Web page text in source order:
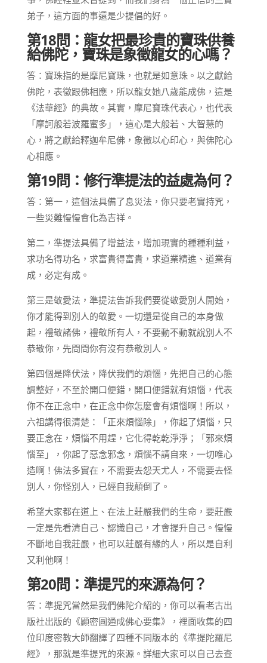
弟子，這方面的事還是少提倡的好。
第18問：龍女把最珍貴的寶珠供養
給佛陀，寶珠是象徵龍女的心嗎？
答：寶珠指的是摩尼寶珠，也就是如意珠。以之獻給
佛陀，表徵跟佛相應，所以龍女她八歲能成佛，這是
《法華經》的典故。其實，摩尼寶珠代表心，也代表
「摩訶般若波羅蜜多」，這心是大般若、大智慧的
心，將之獻給釋迦牟尼佛，象徵以心印心，與佛陀心
心相應。
第19問：修行準提法的益處為何？
答：第一，這個法具備了息災法，你只要老實持咒，
一些災難慢慢會化為吉祥。
第二，準提法具備了增益法，增加現實的種種利益，
求功名得功名，求富貴得富貴，求道業精進、道業有
成，必定有成。
第三是敬愛法，準提法告訴我們要從敬愛別人開始，
你才能得到別人的敬愛。一切還是從自己的本身做
起，禮敬諸佛，禮敬所有人，不要動不動就說別人不
恭敬你，先問問你有沒有恭敬別人。
第四個是降伏法，降伏我們的煩惱，先把自己的心態
調整好，不至於開口便錯，開口便錯就有煩惱，代表
你不在正念中，在正念中你怎麼會有煩惱啊！所以，
六祖講得很清楚：「正來煩惱除」，你起了煩惱，只
要正念在，煩惱不用趕，它化得乾乾淨淨；「邪來煩
惱至」，你起了惡念邪念，煩惱不請自來，一切唯心
造啊！佛法多實在，不需要去怨天尤人，不需要去怪
別人，你怪別人，已經自我顛倒了。
希望大家都在道上、在法上莊嚴我們的生命，要莊嚴
一定是先看清自己、認識自己，才會提升自己。慢慢
不斷地自我莊嚴，也可以莊嚴有緣的人，所以是自利
又利他啊！
第20問：準提咒的來源為何？
答：準提咒當然是我們佛陀介紹的，你可以看老古出
版社出版的《顯密圓通成佛心要集》，裡面收集的四
位印度密教大師翻譯了四種不同版本的《準提陀羅尼
經》，那就是準提咒的來源。詳細大家可以自己去查